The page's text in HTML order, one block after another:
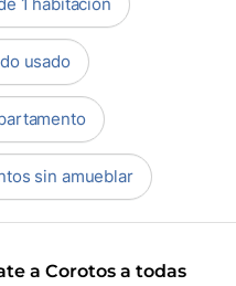
usado
sin amueblar
a Corotos a todas